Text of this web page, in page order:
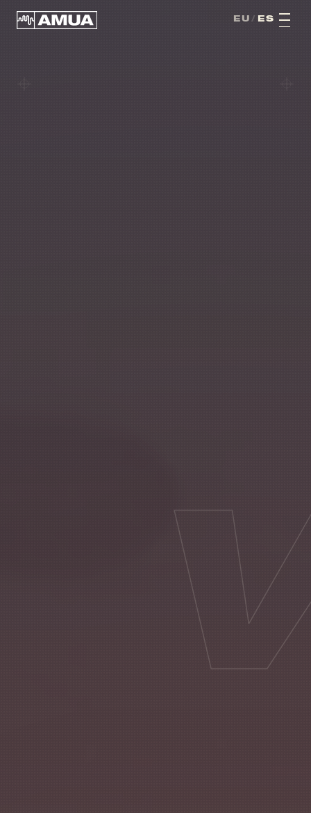
AMUA · FESTIBALA · HONDARRIBIA · MMXXVI · VI · EDIZIOA · EU/ ES